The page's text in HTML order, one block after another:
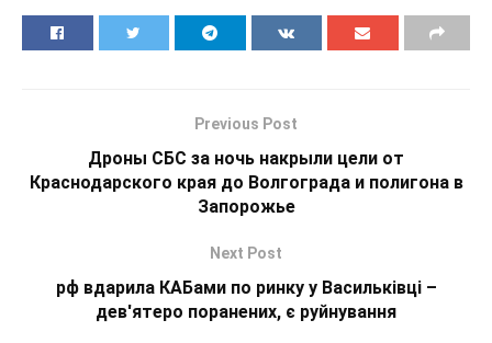
Previous Post
Дроны СБС за ночь накрыли цели от
Краснодарского края до Волгограда и полигона в
Запорожье
Next Post
рф вдарила КАБами по ринку у Васильківці –
дев'ятеро поранених, є руйнування